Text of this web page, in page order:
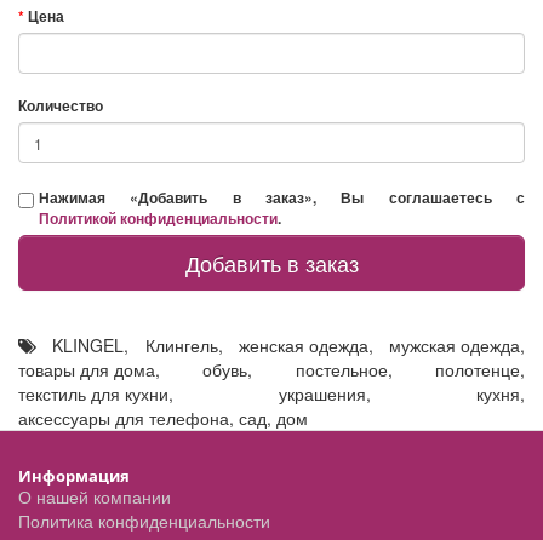
Цена
Количество
Нажимая «Добавить в заказ», Вы соглашаетесь с
Политикой конфиденциальности.
Добавить в заказ
KLINGEL, Клингель, женская одежда, мужская одежда,
товары для дома,обувь, постельное, полотенце,
текстиль для кухни, украшения, кухня,
аксессуары для телефона, сад, дом
Информация
О нашей компании
Политика конфиденциальности